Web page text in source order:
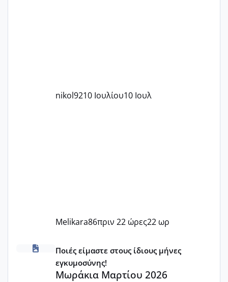
nikol9210 Ιουλίου10 Ιουλ
Melikara86πριν 22 ώρες22 ωρ
Μωράκια Μαρτίου 2026
Ποιές είμαστε στους ίδιους μήνες
εγκυμοσύνης!
Μωράκια Μαρτίου 2026